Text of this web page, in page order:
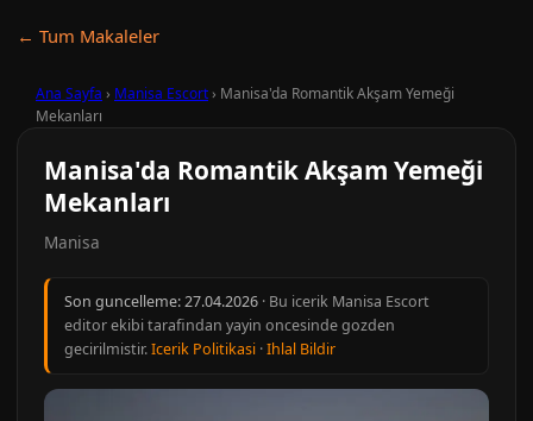
← Tum Makaleler
Ana Sayfa › Manisa Escort› Manisa'da Romantik Akşam Yemeği
Mekanları
Manisa'da Romantik Akşam Yemeği
Mekanları
Manisa
Son guncelleme:27.04.2026 · Bu icerik Manisa Escort
editor ekibi tarafindan yayin oncesinde gozden
gecirilmistir.Icerik Politikasi ·Ihlal Bildir